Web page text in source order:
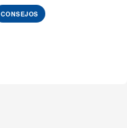
CONSEJOS